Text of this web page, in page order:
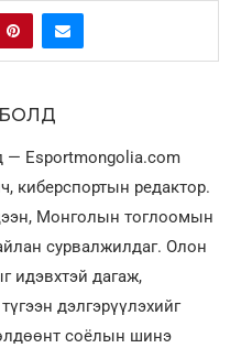
— Esportmongolia.com
киберспортын редактор.
Монголын тоглоомын
сурвалжилдаг. Олон
идэвхтэй дагаж,
дэлгэрүүлэхийг
соёлын шинэ